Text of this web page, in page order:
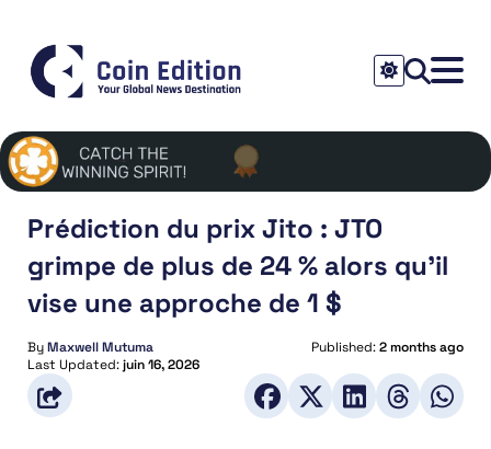
Prédiction du prix Jito : JTO
grimpe de plus de 24 % alors qu’il
vise une approche de 1 $
ByMaxwell Mutuma Published:2 months ago
Last Updated:juin 16, 2026